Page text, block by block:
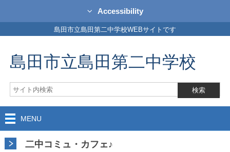
Accessibility
島田市立島田第二中学校WEBサイトです
島田市立島田第二中学校
MENU
二中コミュ・カフェ♪